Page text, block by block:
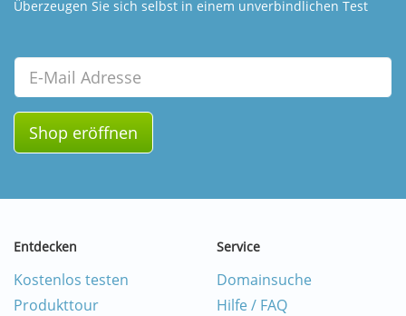
Überzeugen Sie sich selbst in einem unverbindlichen Test
Email
Shop eröffnen
Entdecken
Kostenlos testen
Produkttour
Service
Domainsuche
Hilfe / FAQ